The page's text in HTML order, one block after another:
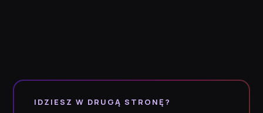
IDZIESZ W DRUGĄ STRONĘ?